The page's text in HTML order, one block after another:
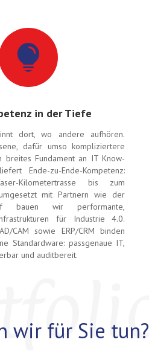

in der Tiefe
dort, wo andere aufhören.
dafür umso kompliziertere
Fundament an IT Know-
Ende-zu-Ende-Kompetenz:
Kilometertrasse bis zum
mit Partnern wie der
bauen wir performante,
für Industrie 4.0.
CAM sowie ERP/CRM binden
Standardware: passgenaue IT,
und auditbereit.
wir für Sie tun?